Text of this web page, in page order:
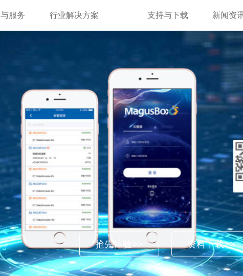
服务 行业解决方案 支持与下载 新闻资
抢先体验>> 资料下载>>